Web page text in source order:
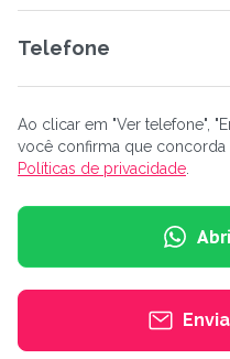
Telefone
Ao clicar em "Ver telefone",
você confirma que concorda
Políticas de privacidade